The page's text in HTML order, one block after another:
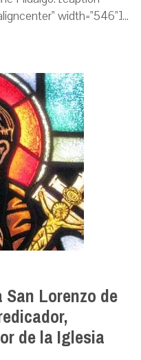
width="546"]...
Lorenzo de
de la Iglesia